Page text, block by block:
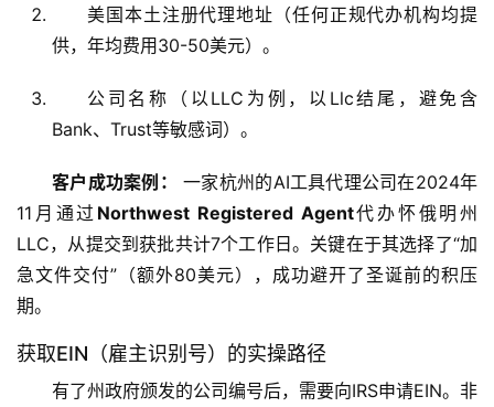
美国本土注册代理地址（任何正规代办机构均提
供，年均费用30-50美元）。
公司名称（以LLC为例，以Llc结尾，避免含
Bank、Trust等敏感词）。
客户成功案例：
一家杭州的AI工具代理公司在2024年
11月通过 Northwest Registered Agent代办怀俄明州
LLC，从提交到获批共计7个工作日。关键在于其选择了“加
急文件交付”（额外80美元），成功避开了圣诞前的积压
期。
获取EIN（雇主识别号）的实操路径
有了州政府颁发的公司编号后，需要向IRS申请EIN。非